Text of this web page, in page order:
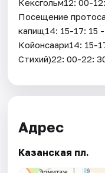
Кексгольм12: 00-
Посещение
капищ14: 15-17: 15
Койонсаари14: 15-
Стихий)22: 00-22:
Адрес
Казанская пл.